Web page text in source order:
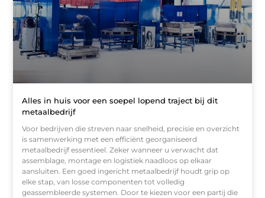
Alles in huis voor een soepel lopend traject bij dit
metaalbedrijf
Voor bedrijven die streven naar snelheid, precisie en overzicht
is samenwerking met een efficiënt georganiseerd
metaalbedrijf essentieel. Zeker wanneer u verwacht dat
assemblage, montage en logistiek naadloos op elkaar
aansluiten. Een goed ingericht metaalbedrijf houdt grip op
elke stap, van losse componenten tot volledig
geassembleerde systemen. Door te kiezen voor een partij die